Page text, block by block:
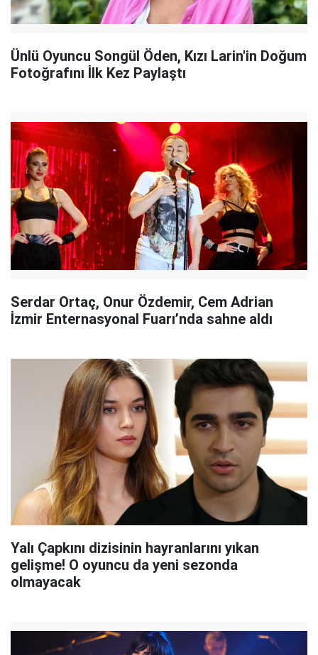
Ünlü Oyuncu Songül Öden, Kızı Larin'in Doğum
Fotoğrafını İlk Kez Paylaştı
Serdar Ortaç, Onur Özdemir, Cem Adrian
İzmir Enternasyonal Fuarı’nda sahne aldı
Yalı Çapkını dizisinin hayranlarını yıkan
gelişme! O oyuncu da yeni sezonda
olmayacak